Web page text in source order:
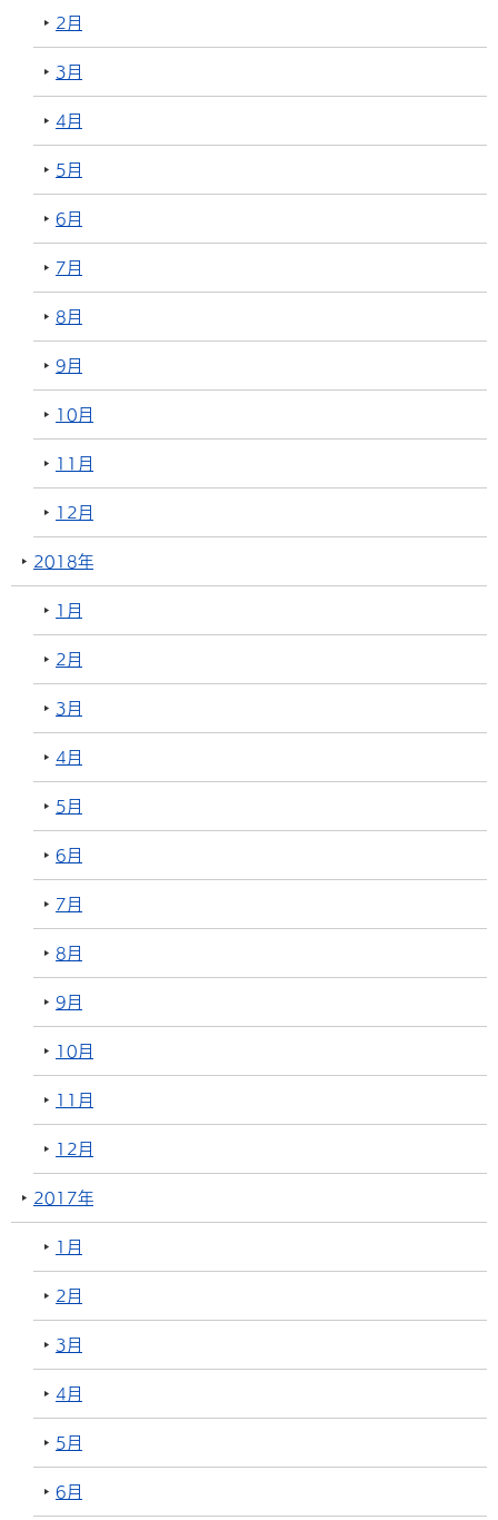
2月
3月
4月
5月
6月
7月
8月
9月
10月
11月
12月
2018年
1月
2月
3月
4月
5月
6月
7月
8月
9月
10月
11月
12月
2017年
1月
2月
3月
4月
5月
6月